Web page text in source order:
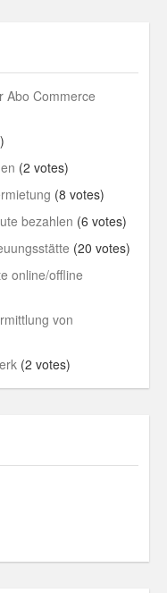
Abo Commerce
(2 votes)
(8 votes)
bezahlen (6 votes)
(20 votes)
online/offline
von
(2 votes)